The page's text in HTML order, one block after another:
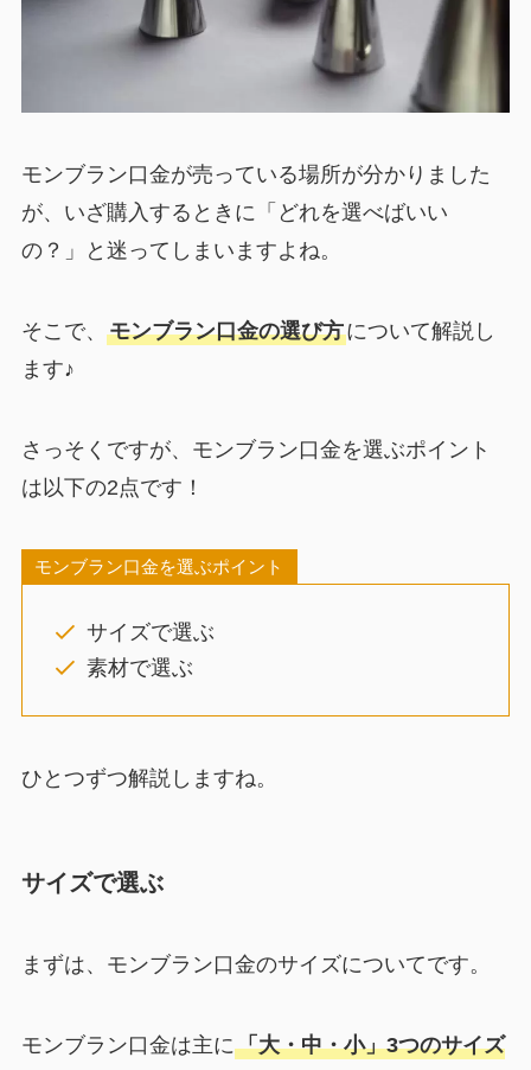
モンブラン口金が売っている場所が分かりました
が、いざ購入するときに「どれを選べばいい
の？」と迷ってしまいますよね。
そこで、 モンブラン口金の選び方について解説し
ます♪
さっそくですが、モンブラン口金を選ぶポイント
は以下の2点です！
モンブラン口金を選ぶポイント
サイズで選ぶ
素材で選ぶ
ひとつずつ解説しますね。
サイズで選ぶ
まずは、モンブラン口金のサイズについてです。
モンブラン口金は主に「大・中・小」3つのサイズ